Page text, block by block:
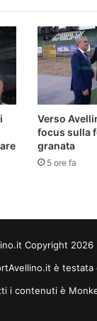
Verso
focus sulla
granata
5 ore fa
Copyright
è testata
i contenuti è